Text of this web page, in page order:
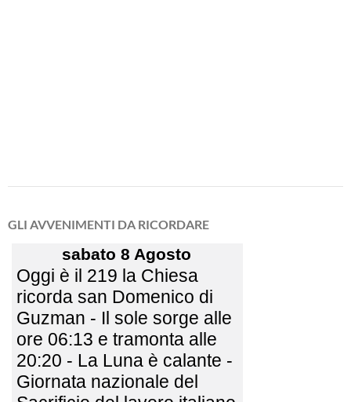
GLI AVVENIMENTI DA RICORDARE